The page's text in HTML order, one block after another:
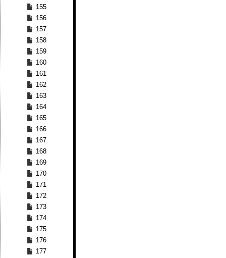
155
156
157
158
159
160
161
162
163
164
165
166
167
168
169
170
171
172
173
174
175
176
177